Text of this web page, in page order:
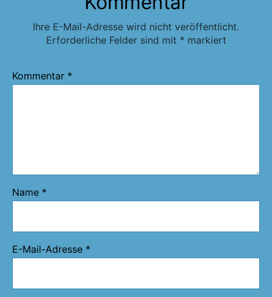
Ihre E-Mail-Adresse wird nicht veröffentlicht.
Erforderliche Felder sind mit * markiert
Kommentar *
Name *
E-Mail-Adresse *